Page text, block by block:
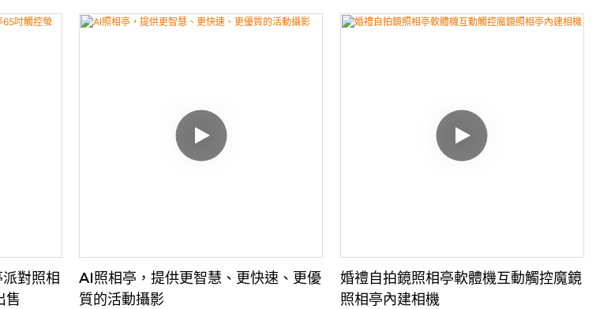
覺效果，
營造出動態視覺效果，提升照片品質和沈浸式使用
氛圍感十足的照明效果，搭配內建高畫質鏡頭，帶
拍照站，輕鬆提升現場的互動氛圍。
對照相
售
AI照相亭，提供更智慧、更快速、更優
質的活動攝影
婚禮自拍鏡照相亭軟體機互動觸控魔鏡
照相亭內建相機